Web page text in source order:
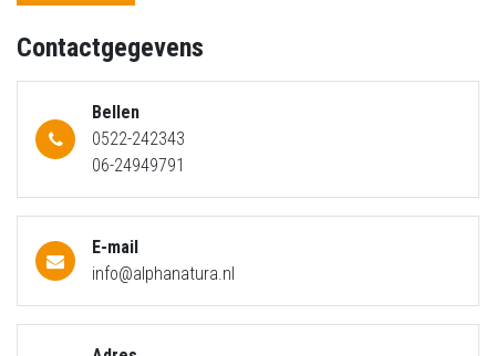
Contactgegevens
Bellen
0522-242343
06-24949791
E-mail
info@alphanatura.nl